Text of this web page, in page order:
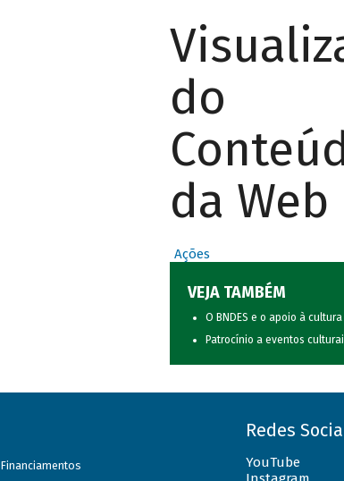
do
da Web
Ações
VEJA TAMBÉM
O BNDES e o apoio à cultura
Patrocínio a eventos
Financiamentos
Redes
YouTube